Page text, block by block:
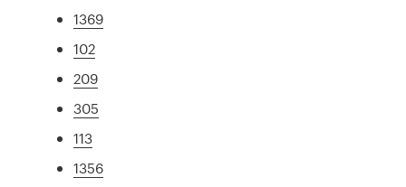
1369
102
209
305
113
1356